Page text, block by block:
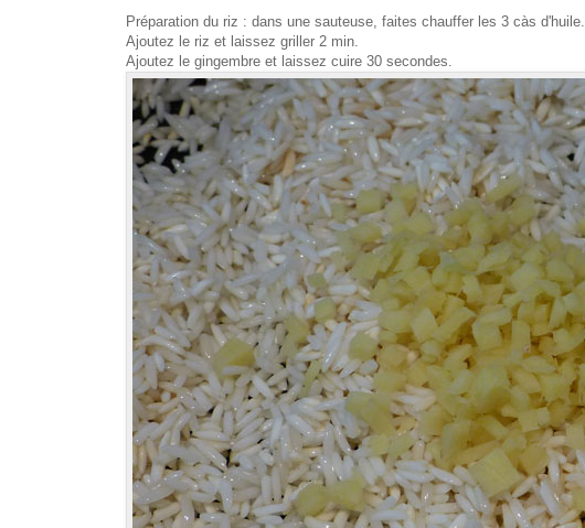
Préparation du riz : dans une sauteuse, faites chauffer les 3 càs d'huile.
Ajoutez le riz et laissez griller 2 min.
Ajoutez le gingembre et laissez cuire 30 secondes.